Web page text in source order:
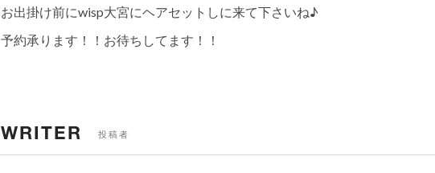
お出掛け前にwisp大宮にヘアセットしに来て下さいね♪
予約承ります！！お待ちしてます！！
WRITER 投稿者